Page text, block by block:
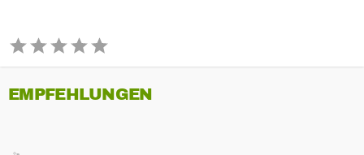
EMPFEHLUNGEN